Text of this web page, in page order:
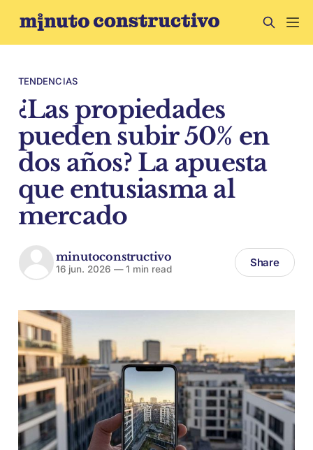
TENDENCIAS
¿Las propiedades
pueden subir 50% en
dos años? La apuesta
que entusiasma al
mercado
minutoconstructivo
16 jun. 2026 —1 min read Share